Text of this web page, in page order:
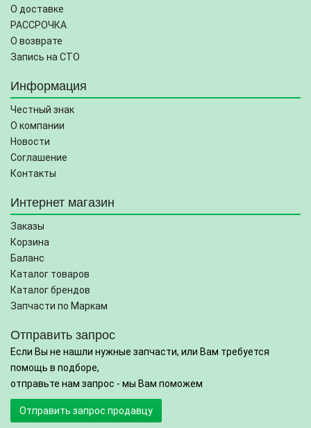
О доставке
РАССРОЧКА
О возврате
Запись на СТО
Информация
Честный знак
О компании
Новости
Соглашение
Контакты
Интернет магазин
Заказы
Корзина
Баланс
Каталог товаров
Каталог брендов
Запчасти по Маркам
Отправить запрос
Если Вы не нашли нужные запчасти, или Вам требуется
помощь в подборе,
отправьте нам запрос - мы Вам поможем
Отправить запрос продавцу